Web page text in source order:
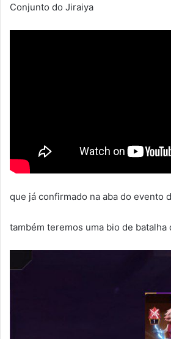
Conjunto do Jiraiya
que já confirmado na aba do evento
também teremos uma bio de batalha